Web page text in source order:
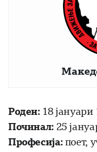
Роден:18 јануари
Починал:25
Професија:поет,